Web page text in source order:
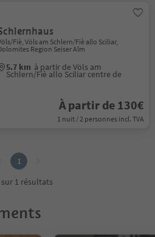
Fiè, Völs am Schlern/Fiè allo Sciliar,
Region Seiser Alm
5.7 km à partir de Völs am
Schlern/Fiè allo Sciliar centre de
À partir de 130€
1 nuit / 2 personnes incl. TVA
1
sur 1 résultats